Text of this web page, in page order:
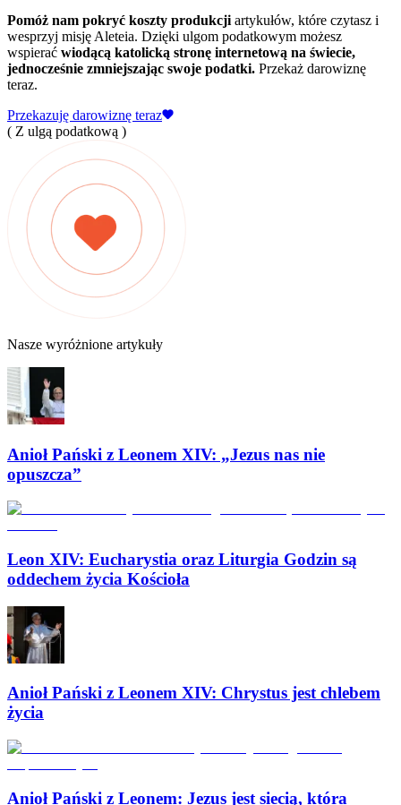
Pomóż nam pokryć koszty produkcji artykułów, które czytasz i
wesprzyj misję Aleteia. Dzięki ulgom podatkowym możesz
wspierać wiodącą katolicką stronę internetową na świecie,
jednocześnie zmniejszając swoje podatki. Przekaż darowiznę
teraz.
Przekazuję darowiznę teraz
( Z ulgą podatkową )
Nasze wyróżnione artykuły
Anioł Pański z Leonem XIV: „Jezus nas nie
opuszcza”
Leon XIV: Eucharystia oraz Liturgia Godzin są
oddechem życia Kościoła
Anioł Pański z Leonem XIV: Chrystus jest chlebem
życia
Anioł Pański z Leonem: Jezus jest siecią, która